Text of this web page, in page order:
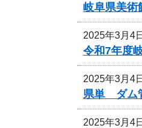
岐阜県美術
2025年3月4
令和7年度
2025年3月4
県単 ダム
2025年3月4